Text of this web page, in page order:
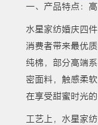
一、产品特点：
水星家纺婚庆四
消费者带来最优
纯棉，部分高端
密面料，触感柔
在享受甜蜜时光
工艺上，水星家